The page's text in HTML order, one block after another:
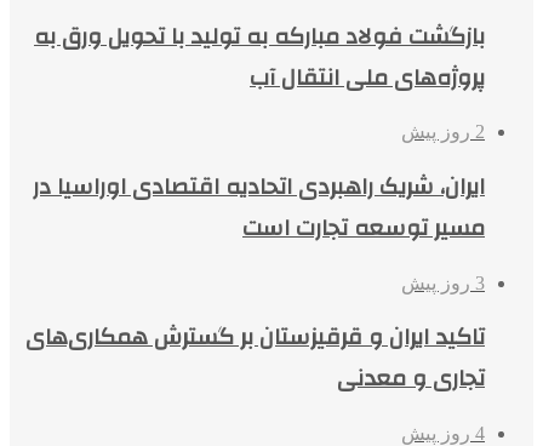
بازگشت فولاد مبارکه به تولید با تحویل ورق به
پروژه‌های ملی انتقال آب
2 روز پیش
ایران، شریک راهبردی اتحادیه اقتصادی اوراسیا در
مسیر توسعه تجارت است
3 روز پیش
تاکید ایران و قرقیزستان بر گسترش همکاری‌های
تجاری و معدنی
4 روز پیش